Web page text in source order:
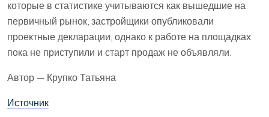
которые в статистике учитываются как вышедшие на
первичный рынок, застройщики опубликовали
проектные декларации, однако к работе на площадках
пока не приступили и старт продаж не объявляли.
Автор — Крупко Татьяна
Источник